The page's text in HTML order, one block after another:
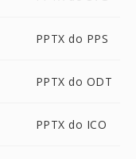
PPTX do PPS
PPTX do ODT
PPTX do ICO